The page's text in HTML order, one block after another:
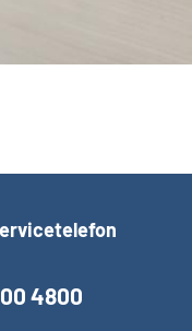
4800